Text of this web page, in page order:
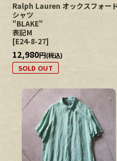
Ralph Lauren オックスフォー
シャツ
"BLAKE"
表記M
[E24-8-27]
12,980円(税込)
SOLD OUT